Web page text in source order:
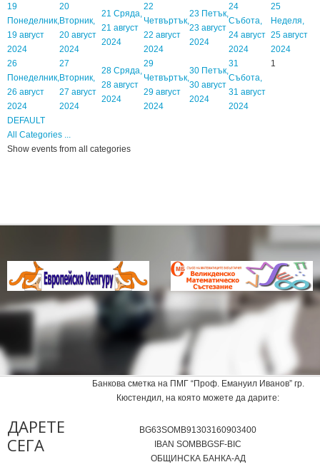
19
Понеделник,
19 август
2024
20
Вторник,
20 август
2024
21 Сряда,
21 август
2024
22
Четвъртък,
22 август
2024
23 Петък,
23 август
2024
24
Събота,
24 август
2024
25
Неделя,
25 август
2024
26
Понеделник,
26 август
2024
27
Вторник,
27 август
2024
28 Сряда,
28 август
2024
29
Четвъртък,
29 август
2024
30 Петък,
30 август
2024
31
Събота,
31 август
2024
1
DEFAULT
All Categories ...
Show events from all categories
ДАРЕТЕ
СЕГА
Банкова сметка на ПМГ “Проф. Емануил Иванов” гр.
Кюстендил, на която можете да дарите:
BG63SOMB91303160903400
IВAN SOMBBGSF-BIC
ОБЩИНСКА БАНКА-АД